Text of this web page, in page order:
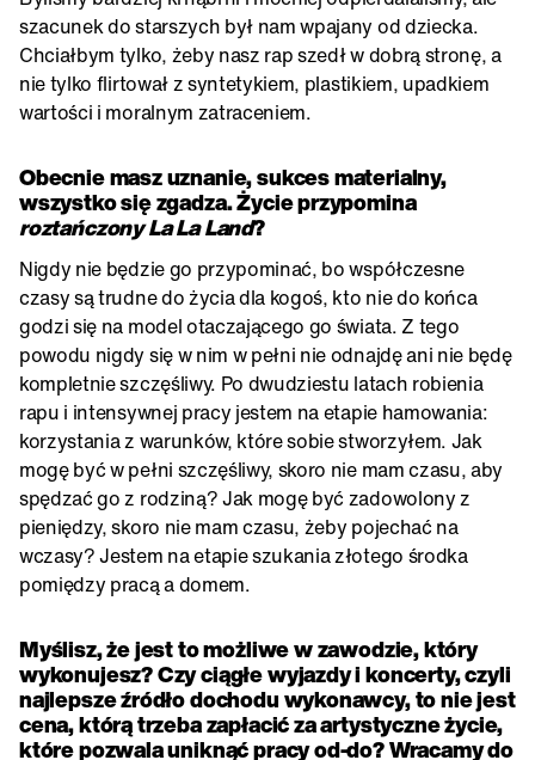
szacunek do starszych był nam wpajany od dziecka.
Chciałbym tylko, żeby nasz rap szedł w dobrą stronę, a
nie tylko flirtował z syntetykiem, plastikiem, upadkiem
wartości i moralnym zatraceniem.
Obecnie masz uznanie, sukces materialny,
wszystko się zgadza. Życie przypomina
roztańczony La La Land?
Nigdy nie będzie go przypominać, bo współczesne
czasy są trudne do życia dla kogoś, kto nie do końca
godzi się na model otaczającego go świata. Z tego
powodu nigdy się w nim w pełni nie odnajdę ani nie będę
kompletnie szczęśliwy. Po dwudziestu latach robienia
rapu i intensywnej pracy jestem na etapie hamowania:
korzystania z warunków, które sobie stworzyłem. Jak
mogę być w pełni szczęśliwy, skoro nie mam czasu, aby
spędzać go z rodziną? Jak mogę być zadowolony z
pieniędzy, skoro nie mam czasu, żeby pojechać na
wczasy? Jestem na etapie szukania złotego środka
pomiędzy pracą a domem.
Myślisz, że jest to możliwe w zawodzie, który
wykonujesz? Czy ciągłe wyjazdy i koncerty, czyli
najlepsze źródło dochodu wykonawcy, to nie jest
cena, którą trzeba zapłacić za artystyczne życie,
które pozwala uniknąć pracy od-do? Wracamy do